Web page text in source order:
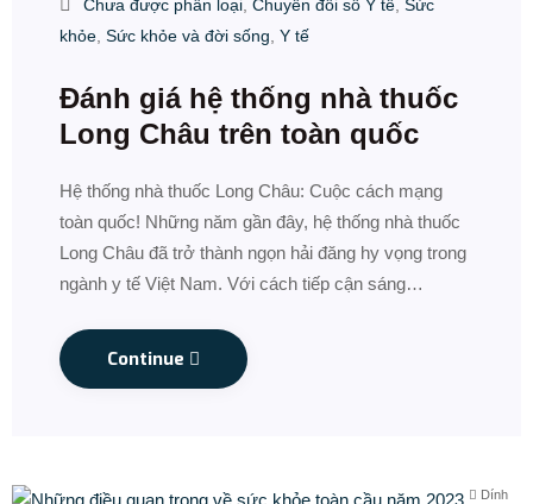
Chưa được phân loại, Chuyển đổi số Y tế, Sức
khỏe, Sức khỏe và đời sống, Y tế
Đánh giá hệ thống nhà thuốc
Long Châu trên toàn quốc
Hệ thống nhà thuốc Long Châu: Cuộc cách mạng
toàn quốc! Những năm gần đây, hệ thống nhà thuốc
Long Châu đã trở thành ngọn hải đăng hy vọng trong
ngành y tế Việt Nam. Với cách tiếp cận sáng…
Continue
Dính